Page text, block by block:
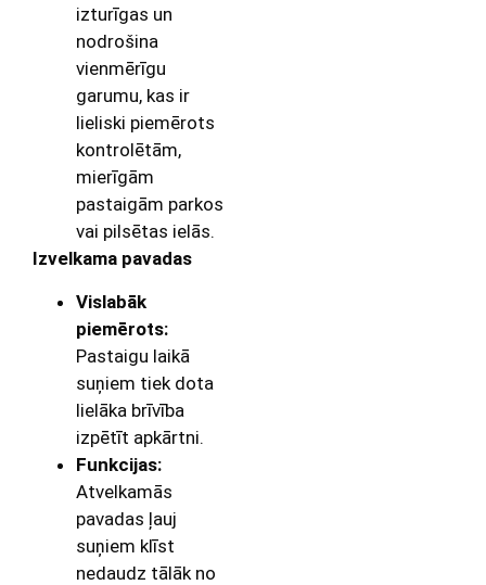
izturīgas un
nodrošina
vienmērīgu
garumu, kas ir
lieliski piemērots
kontrolētām,
mierīgām
pastaigām parkos
vai pilsētas ielās.
Izvelkama pavadas
Vislabāk
piemērots:
Pastaigu laikā
suņiem tiek dota
lielāka brīvība
izpētīt apkārtni.
Funkcijas:
Atvelkamās
pavadas ļauj
suņiem klīst
nedaudz tālāk no